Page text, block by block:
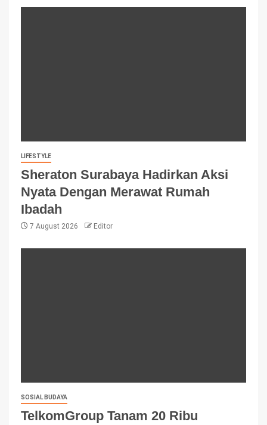
LIFESTYLE
Sheraton Surabaya Hadirkan Aksi
Nyata Dengan Merawat Rumah
Ibadah
7 August 2026 Editor
SOSIAL BUDAYA
TelkomGroup Tanam 20 Ribu